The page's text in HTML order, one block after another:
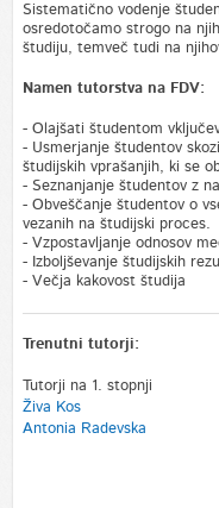
Sistematično vodenje
osredotočamo strogo na
študiju, temveč tudi na
Namen tutorstva na FDV:
- Olajšati študentom
- Usmerjanje študentov
študijskih vprašanjih, ki se
- Seznanjanje študentov z
- Obveščanje študentov o
vezanih na študijski proces.
- Vzpostavljanje odnosov
- Izboljševanje študijskih
- Večja kakovost študija
Trenutni tutorji:
Tutorji na 1. stopnji
Živa Kos
Antonia Radevska